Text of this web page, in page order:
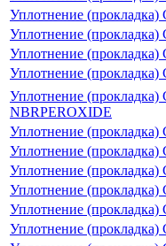
Уплотнение
Уплотнение
Уплотнение
Уплотнение
Уплотнение
NBRPEROXIDE
Уплотнение
Уплотнение
Уплотнение
Уплотнение
Уплотнение
Уплотнение